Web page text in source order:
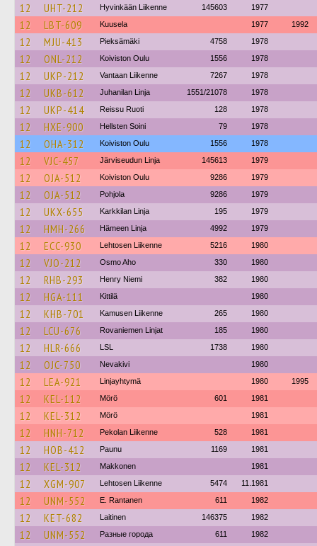
12 UHT-212 Hyvinkään Liikenne 145603 1977
12 LBT-609 Kuusela 1977 1992
12 MJU-413 Pieksämäki 4758 1978
12 ONL-212 Koiviston Oulu 1556 1978
12 UKP-212 Vantaan Liikenne 7267 1978
12 UKB-612 Juhanilan Linja 1551/21078 1978
12 UKP-414 Reissu Ruoti 128 1978
12 HXE-900 Hellsten Soini 79 1978
12 OHA-312 Koiviston Oulu 1556 1978
12 VJC-457 Järviseudun Linja 145613 1979
12 OJA-512 Koiviston Oulu 9286 1979
12 OJA-512 Pohjola 9286 1979
12 UKX-655 Karkkilan Linja 195 1979
12 HMH-266 Hämeen Linja 4992 1979
12 ECC-930 Lehtosen Liikenne 5216 1980
12 VJO-212 Osmo Aho 330 1980
12 RHB-293 Henry Niemi 382 1980
12 HGA-111 Kittilä 1980
12 KHB-701 Kamusen Liikenne 265 1980
12 LCU-676 Rovaniemen Linjat 185 1980
12 HLR-666 LSL 1738 1980
12 OJC-750 Nevakivi 1980
12 LEA-921 Linjayhtymä 1980 1995
12 KEL-112 Mörö 601 1981
12 KEL-312 Mörö 1981
12 HNH-712 Pekolan Liikenne 528 1981
12 HOB-412 Paunu 1169 1981
12 KEL-312 Makkonen 1981
12 XGM-907 Lehtosen Liikenne 5474 11.1981
12 UNM-552 E. Rantanen 611 1982
12 KET-682 Laitinen 146375 1982
12 UNM-552 Разные города 611 1982